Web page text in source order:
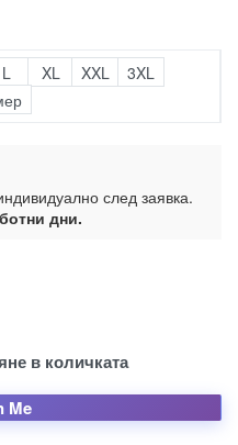
L XL XXL
3XL
след заявка.
дни.
в количката
Me